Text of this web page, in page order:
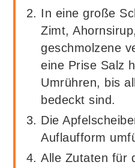
In eine große
Zimt,
geschmolzene
eine Prise Salz
Umrühren, bis
bedeckt sind.
Die
Auflaufform
Alle Zutaten für